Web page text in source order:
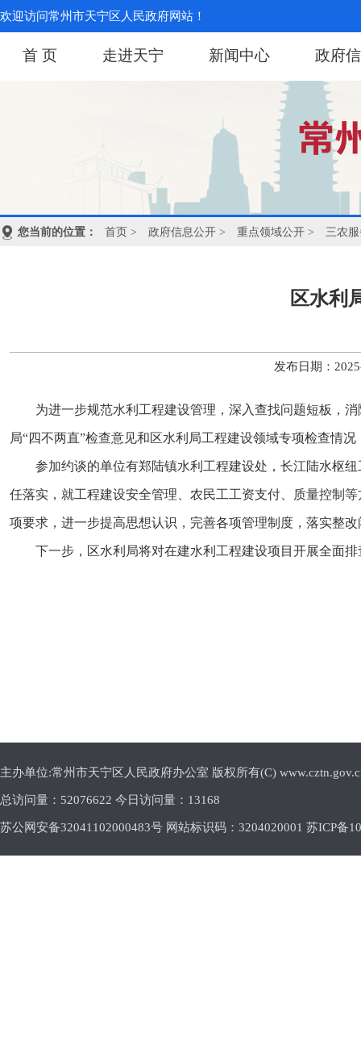
欢迎访问常州市天宁区人民政府网站！
首 页 走进天宁 新闻中心 政府
您当前的位置： 首页 > 政府信息公开 > 重点领域公开 > 三农
区水利
发布日期：
为进一步规范水利工程建设管理，深入查找问题短板，
局“四不两直”检查意见和区水利局工程建设领域专项检查情
参加约谈的单位有郑陆镇水利工程建设处，长江陆水枢
任落实，就工程建设安全管理、农民工工资支付、质量控制
项要求，进一步提高思想认识，完善各项管理制度，落实整改
下一步，区水利局将对在建水利工程建设项目开展全面
主办单位:常州市天宁区人民政府办公室 版权所有(C)
总访问量： 52076622 今日访问量： 13168
苏公网安备32041102000483号 网站标识码：3204020001 苏ICP备